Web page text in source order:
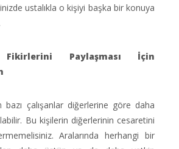
ustalıkla o kişiyi başka bir konuya
Paylaşması İçin
bazı çalışanlar diğerlerine göre daha
Bu kişilerin diğerlerinin cesaretini
Aralarında herhangi bir